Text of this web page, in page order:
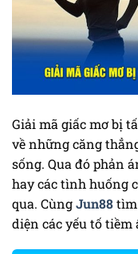
Giải mã giấc mơ bị
về những căng
sống. Qua đó phản
hay các tình huống
qua. CùngJun88tìm
diện các yếu tố